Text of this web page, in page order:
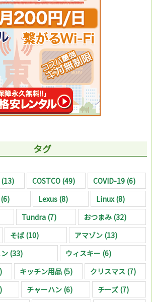
タグ
(13) COSTCO (49) COVID-19 (6)
Lexus(8) Linux(8)
Tundra (7) おつまみ (32)
そば(10) アマゾン (13)
(33) ウィスキー (6)
キッチン用品 (5) クリスマス (7)
チャーハン (6) チーズ(7)